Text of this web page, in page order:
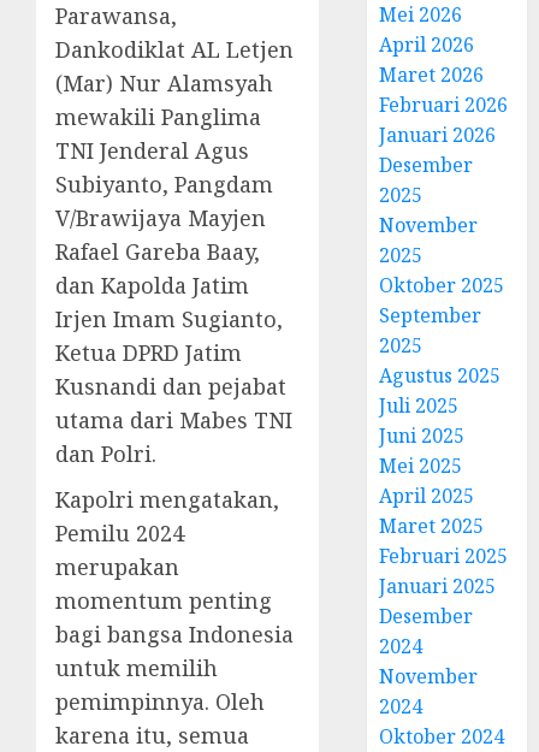
Parawansa,
Dankodiklat AL Letjen
(Mar) Nur Alamsyah
mewakili Panglima
TNI Jenderal Agus
Subiyanto, Pangdam
V/Brawijaya Mayjen
Rafael Gareba Baay,
dan Kapolda Jatim
Irjen Imam Sugianto,
Ketua DPRD Jatim
Kusnandi dan pejabat
utama dari Mabes TNI
dan Polri.
Kapolri mengatakan,
Pemilu 2024
merupakan
momentum penting
bagi bangsa Indonesia
untuk memilih
pemimpinnya. Oleh
karena itu, semua
Mei 2026
April 2026
Maret 2026
Februari 2026
Januari 2026
Desember
2025
November
2025
Oktober 2025
September
2025
Agustus 2025
Juli 2025
Juni 2025
Mei 2025
April 2025
Maret 2025
Februari 2025
Januari 2025
Desember
2024
November
2024
Oktober 2024